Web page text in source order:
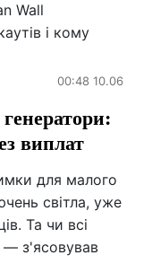
Wall
і кому
00:48 10.06
виплат
для малого
світла, уже
Та чи всі
— з'ясовував